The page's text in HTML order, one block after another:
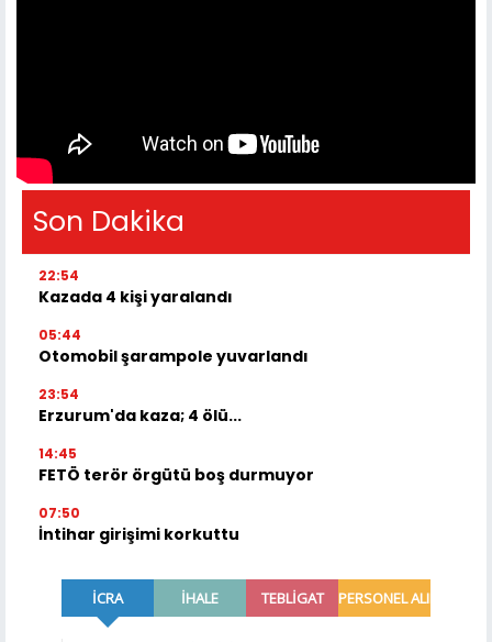
Son Dakika
22:54
Kazada 4 kişi yaralandı
05:44
Otomobil şarampole yuvarlandı
23:54
Erzurum'da kaza; 4 ölü...
14:45
FETÖ terör örgütü boş durmuyor
07:50
İntihar girişimi korkuttu